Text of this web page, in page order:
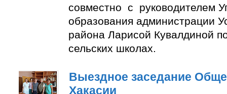
совместно с руководителем
образования администрации
района Ларисой Кувалдиной
сельских школах.
Выездное заседание
Хакасии